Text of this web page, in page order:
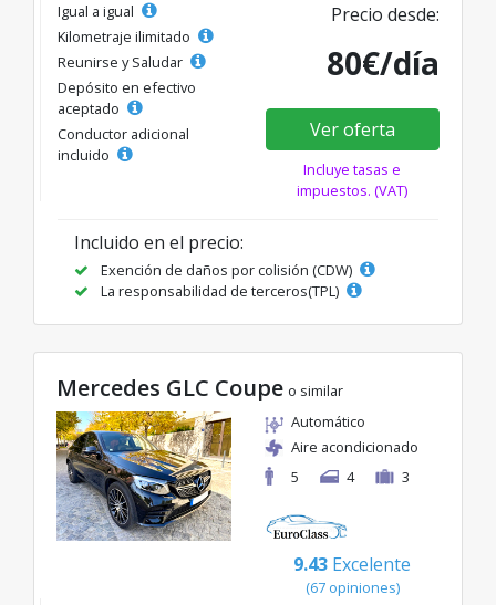
Igual a igual
Kilometraje ilimitado
Reunirse y Saludar
Depósito en efectivo
aceptado
Conductor adicional
incluido
Precio desde:
80€/día
Ver oferta
Incluye tasas e
impuestos. (VAT)
Incluido en el precio:
Exención de daños por colisión (CDW)
La responsabilidad de terceros(TPL)
Mercedes GLC Coupe o similar
Automático
Aire acondicionado
5
4 3
9.43 Excelente
(67 opiniones)